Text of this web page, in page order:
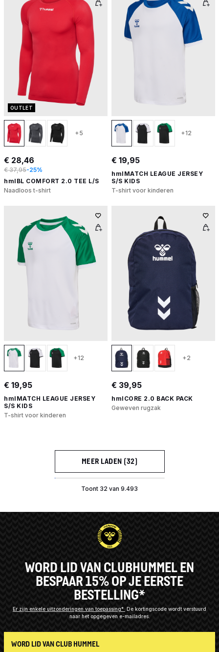
OUTLET
+5
€ 28,46
€ 37,95-25%
hmlBL COMFORT 2.0 TEE L/S
Naadloos t-shirt
+12
€ 19,95
hmlMATCH LEAGUE JERSEY
S/S KIDS
T-shirt voor kinderen
+12
€ 19,95
hmlMATCH LEAGUE JERSEY
S/S KIDS
T-shirt voor kinderen
+2
€ 39,95
hmlCORE 2.0 BACK PACK
Geweven rugzak
MEER LADEN (32)
Toont 32 van 9.493
WORD LID VAN CLUBHUMMEL EN
BESPAAR 15% OP JE EERSTE
BESTELLING*
Er zijn enkele uitzonderingen van toepassing* De kortingscode wordt verstuurd
naar het opgegeven e-mailadres.
WORD LID VAN CLUB HUMMEL